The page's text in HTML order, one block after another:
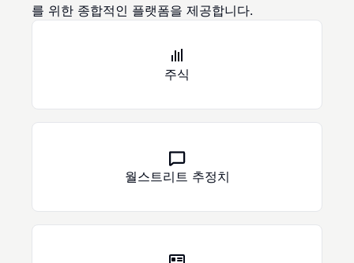
를 위한 종합적인 플랫폼을 제공합니다.
주식
월스트리트 추정치